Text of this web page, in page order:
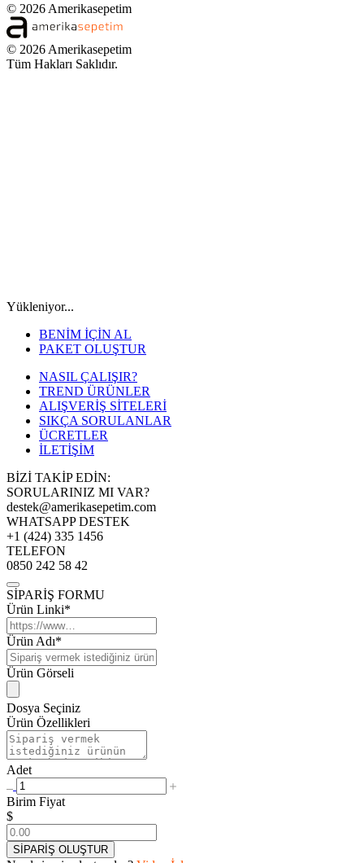
© 2026 Amerikasepetim
© 2026 Amerikasepetim
Tüm Hakları Saklıdır.
Yükleniyor...
BENİM İÇİN AL
PAKET OLUŞTUR
NASIL ÇALIŞIR?
TREND ÜRÜNLER
ALIŞVERİŞ SİTELERİ
SIKÇA SORULANLAR
ÜCRETLER
İLETİŞİM
BİZİ TAKİP EDİN:
SORULARINIZ MI VAR?
destek@amerikasepetim.com
WHATSAPP DESTEK
+1 (424) 335 1456
TELEFON
0850 242 58 42
SİPARİŞ FORMU
Ürün Linki*
Ürün Adı*
Ürün Görseli
Dosya Seçiniz
Ürün Özellikleri
Adet
Birim Fiyat
$
SİPARİŞ OLUŞTUR